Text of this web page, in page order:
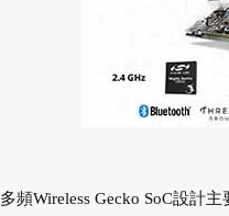
多頻Wireless Gecko SoC設計